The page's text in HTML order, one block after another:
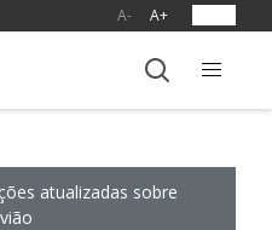
A- A+
atualizadas sobre